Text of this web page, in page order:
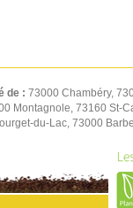
de : 73000 Chambéry,
Montagnole, 73160 St-
du-Lac, 73000